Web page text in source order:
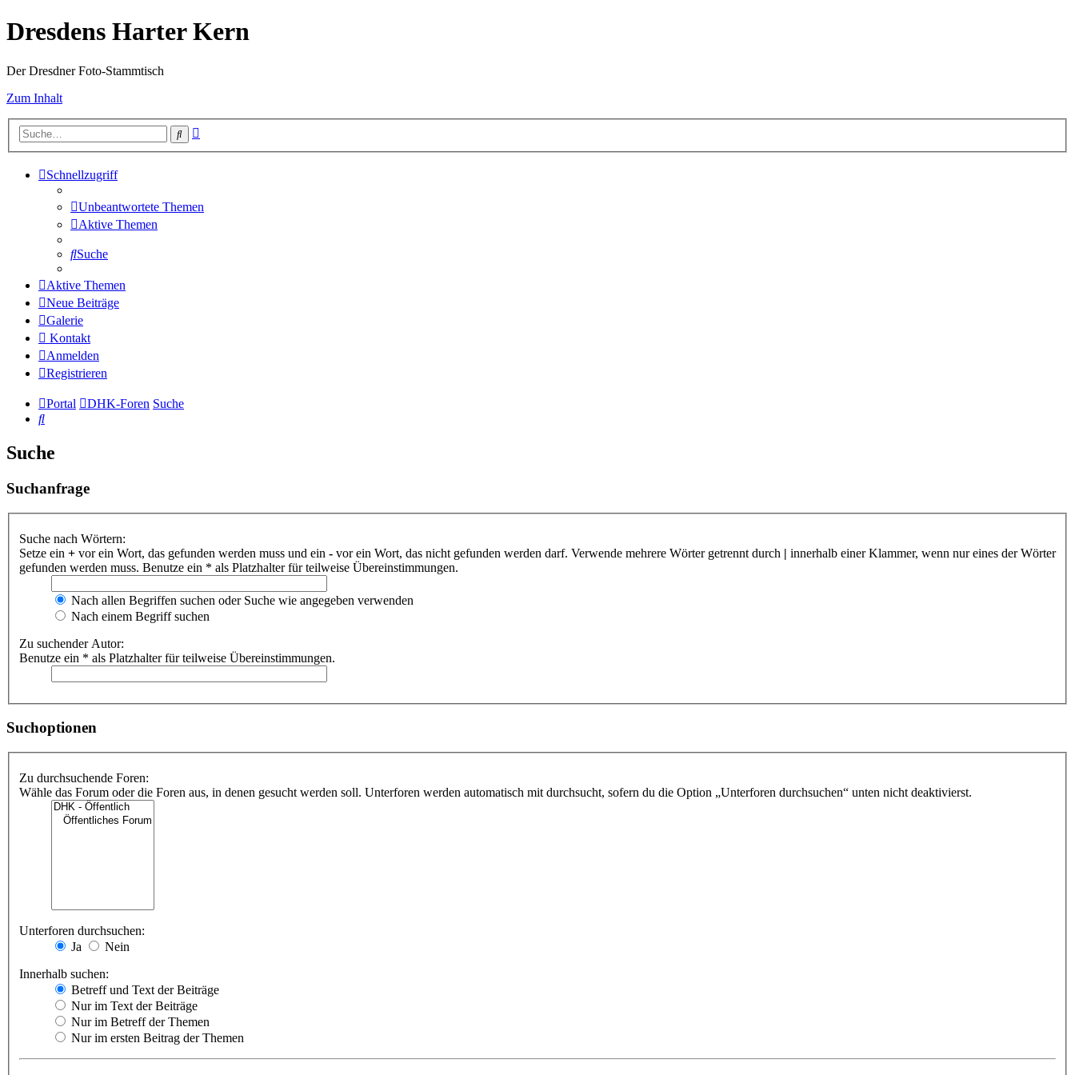
Dresdens Harter Kern
Der Dresdner Foto-Stammtisch
Zum Inhalt
Suche
Schnellzugriff
Unbeantwortete Themen
Aktive Themen
Suche
Aktive Themen
Neue Beiträge
Galerie
Kontakt
Anmelden
Registrieren
Portal DHK-Foren Suche
Suche
Suche
Suchanfrage
Suche nach Wörtern:
Setze ein + vor ein Wort, das gefunden werden muss und ein - vor ein Wort, das nicht gefunden werden darf. Verwende mehrere Wörter getrennt durch | innerhalb einer Klammer, wenn nur eines der Wörter
gefunden werden muss. Benutze ein * als Platzhalter für teilweise Übereinstimmungen.
Nach allen Begriffen suchen oder Suche wie angegeben verwenden
Nach einem Begriff suchen
Zu suchender Autor:
Benutze ein * als Platzhalter für teilweise Übereinstimmungen.
Suchoptionen
Zu durchsuchende Foren:
Wähle das Forum oder die Foren aus, in denen gesucht werden soll. Unterforen werden automatisch mit durchsucht, sofern du die Option „Unterforen durchsuchen“ unten nicht deaktivierst.
Unterforen durchsuchen:
Ja
Nein
Innerhalb suchen:
Betreff und Text der Beiträge
Nur im Text der Beiträge
Nur im Betreff der Themen
Nur im ersten Beitrag der Themen